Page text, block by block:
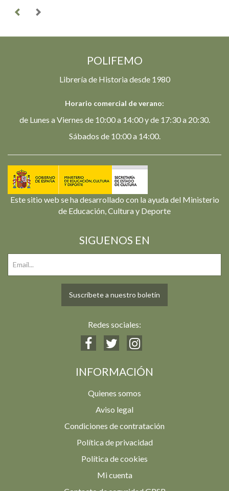
POLIFEMO
Librería de Historia desde 1980
Horario comercial de verano:
de Lunes a Viernes de 10:00 a 14:00 y de 17:30 a 20:30.
Sábados de 10:00 a 14:00.
Este sitio web se ha desarrollado con la ayuda del Ministerio
de Educación, Cultura y Deporte
SIGUENOS EN
Suscríbete a nuestro boletín
Redes sociales:
INFORMACIÓN
Quienes somos
Aviso legal
Condiciones de contratación
Política de privacidad
Política de cookies
Mi cuenta